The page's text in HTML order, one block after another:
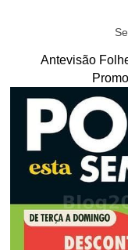
Antevisão